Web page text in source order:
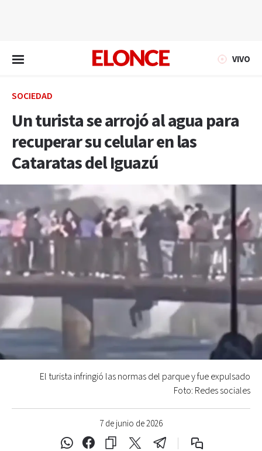
VIVO
SOCIEDAD
Un turista se arrojó al agua para
recuperar su celular en las
Cataratas del Iguazú
7 de junio de 2026
El turista infringió las normas del parque y fue expulsado
Foto: Redes sociales